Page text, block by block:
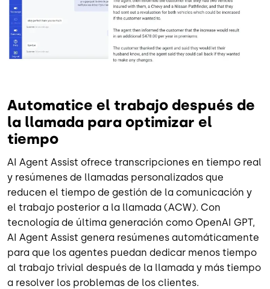
Automatice el trabajo después de
la llamada para optimizar el
tiempo
AI Agent Assist ofrece transcripciones en tiempo real
y resúmenes de llamadas personalizados que
reducen el tiempo de gestión de la comunicación y
el trabajo posterior a la llamada (ACW). Con
tecnología de última generación como OpenAI GPT,
AI Agent Assist genera resúmenes automáticamente
para que los agentes puedan dedicar menos tiempo
al trabajo trivial después de la llamada y más tiempo
a resolver los problemas de los clientes.